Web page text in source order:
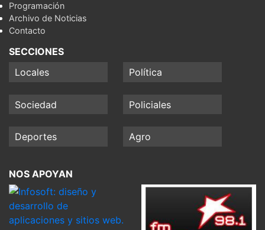
Programación
Archivo de Noticias
Contacto
SECCIONES
Locales
Política
Sociedad Policiales
Deportes Agro
NOS APOYAN